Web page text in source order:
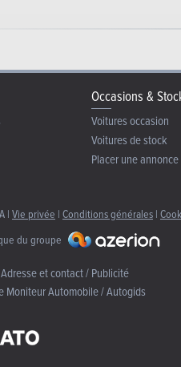
Occasions &
Voitures occasion
Voitures de stock
Placer une
| Vie privée | Conditions générales |
du groupe
Adresse et contact / Publicité
Moniteur Automobile / Autogids